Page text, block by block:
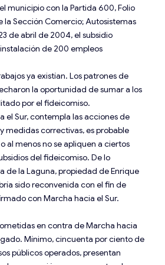
municipio con la Partida 600, Folio
la Sección Comercio; Autosistemas
de abril de 2004, el subsidio
de 200 empleos
ya existían. Los patrones de
la oportunidad de sumar a los
por el fideicomiso.
el Sur, contempla las acciones de
medidas correctivas, es probable
al menos no se apliquen a ciertos
del fideicomiso. De lo
de la Laguna, propiedad de Enrique
sido reconvenida con el fin de
con Marcha hacia el Sur.
en contra de Marcha hacia
Mínimo, cincuenta por ciento de
públicos operados, presentan